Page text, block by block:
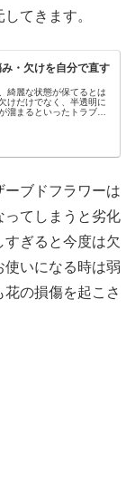
てきます。
・欠けを自分で直す
綺麗な状態が保てるとは
けだけでなく、半透明に
溜まるといったトラブル
ーブドフラワーは
ってしまうと劣化
ぎると今度は欠
使いになる時は弱
の損傷を起こさ